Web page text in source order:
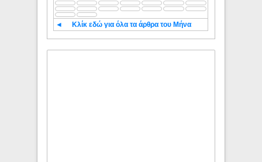
◄ Κλίκ εδώ για όλα τα άρθρα του Μήνα